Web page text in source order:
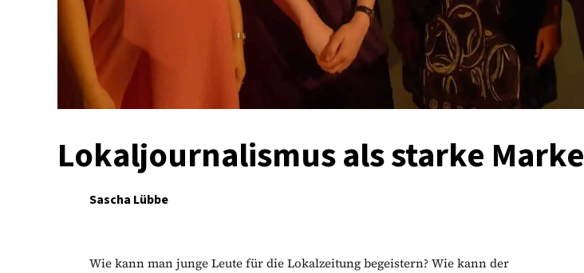
Lokaljournalismus als starke Marke
Sascha Lübbe
Wie kann man junge Leute für die Lokalzeitung begeistern? Wie kann der